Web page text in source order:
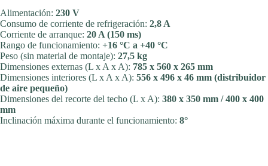
Alimentación: 230 V
Consumo de corriente de refrigeración: 2,8 A
Corriente de arranque: 20 A (150 ms)
Rango de funcionamiento: +16 °C a +40 °C
Peso (sin material de montaje): 27,5 kg
Dimensiones externas (L x A x A): 785 x 560 x 265 mm
Dimensiones interiores (L x A x A): 556 x 496 x 46 mm (distribuidor
de aire pequeño)
Dimensiones del recorte del techo (L x A): 380 x 350 mm / 400 x 400
mm
Inclinación máxima durante el funcionamiento: 8°